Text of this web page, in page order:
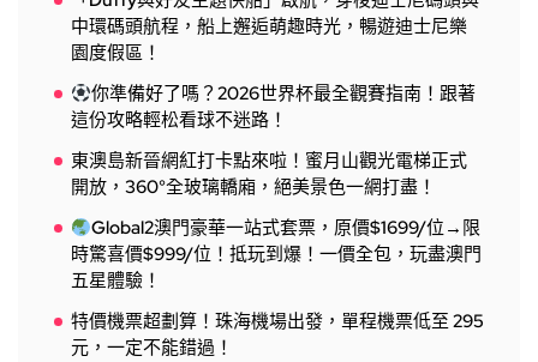
中環碼頭航程，船上邂逅萌趣時光，暢遊迪士尼樂
園度假區！
你準備好了嗎？2026世界杯最全觀賽指南！跟著
這份攻略輕松看球不迷路！
東澳島新晉網紅打卡點來啦！蜜月山觀光電梯正式
開放，360°全玻璃轎廂，絕美景色一網打盡！
Global2澳門豪華一站式套票，原價$1699/位→限
時驚喜價$999/位！抵玩到爆！一價全包，玩盡澳門
五星體驗！
特價機票超劃算！珠海機場出發，單程機票低至 295
元，一定不能錯過！